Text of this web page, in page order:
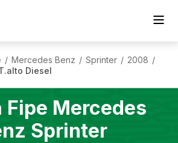
/ Mercedes Benz / Sprinter / 2008 /
Diesel
Fipe Mercedes
Sprinter